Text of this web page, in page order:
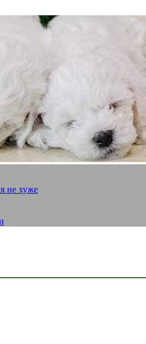
не хуже